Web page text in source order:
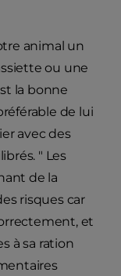
animal un
ou une
la bonne
de lui
avec des
" Les
de la
risques car
et
à sa ration